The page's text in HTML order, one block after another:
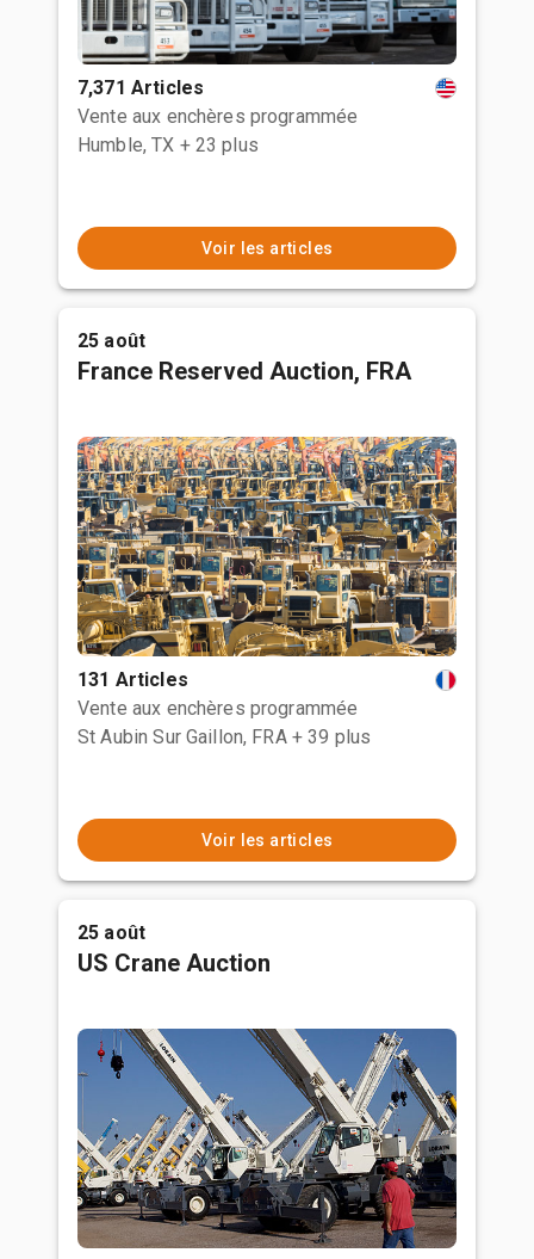
7,371 Articles
Vente aux enchères programmée
Humble, TX + 23 plus
Voir les articles
25 août
France Reserved Auction, FRA
131 Articles
Vente aux enchères programmée
St Aubin Sur Gaillon, FRA + 39 plus
Voir les articles
25 août
US Crane Auction